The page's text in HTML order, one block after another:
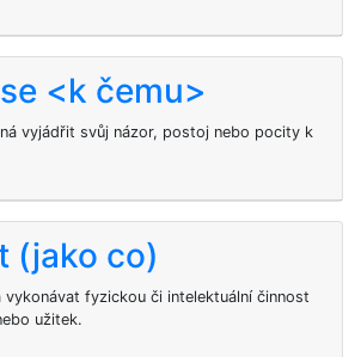
<k čemu>
vyjádřit svůj názor, postoj nebo pocity k
(jako co)
vykonávat fyzickou či intelektuální činnost
užitek.